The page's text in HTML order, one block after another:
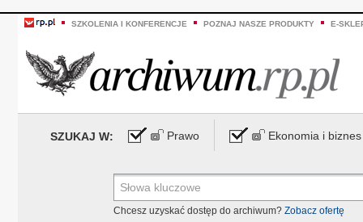
SZKOLENIA I KONFERENCJE POZNAJ NASZE PRODUKTY E-
SZUKAJ W: Prawo Ekonomia i biznes
Chcesz uzyskać dostęp do archiwum? Zobacz ofertę